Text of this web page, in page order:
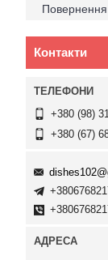
Повернення
Контакти
+380 (98)
+380 (67)